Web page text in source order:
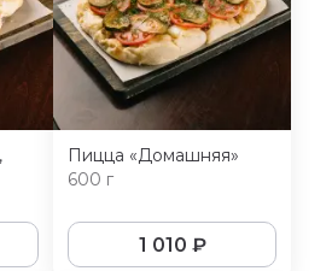
Пицца «Домашняя»
600 г
1 010 ₽